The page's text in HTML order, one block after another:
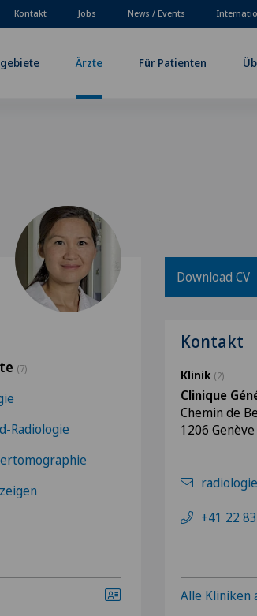
Kontakt Jobs News / Events
Ärzte Für Patienten
(7)
Radiologie
Download CV
Kontakt
Klinik (2)
Clinique
Chemin de
1206 Genève
+41 22
Alle Kliniken